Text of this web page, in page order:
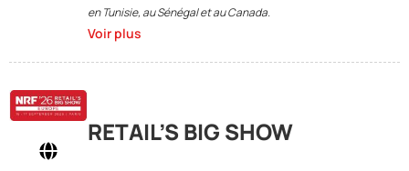
en Tunisie, au Sénégal et au Canada.
Voir plus
RETAIL’S BIG SHOW